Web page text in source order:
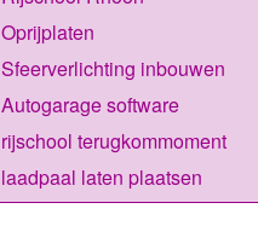
Oprijplaten
Sfeerverlichting inbouwen
Autogarage software
rijschool terugkommoment
laadpaal laten plaatsen